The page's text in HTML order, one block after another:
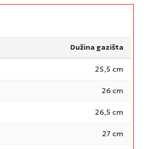
Dužina gazišta
25,5 cm
26 cm
26,5 cm
27 cm